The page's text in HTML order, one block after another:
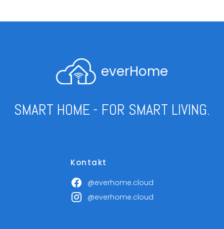
everHome
SMART HOME - FOR SMART LIVING.
Kontakt
@everhome.cloud
@everhome.cloud